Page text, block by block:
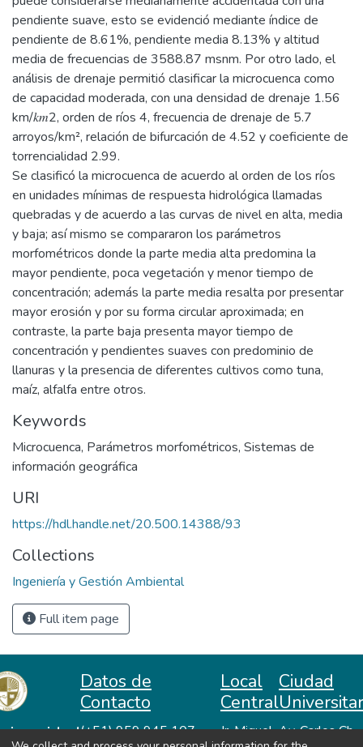
pendiente suave, esto se evidenció mediante índice de
pendiente de 8.61%, pendiente media 8.13% y altitud
media de frecuencias de 3588.87 msnm. Por otro lado, el
análisis de drenaje permitió clasificar la microcuenca como
de capacidad moderada, con una densidad de drenaje 1.56
km/𝑘𝑚2, orden de ríos 4, frecuencia de drenaje de 5.7
arroyos/km², relación de bifurcación de 4.52 y coeficiente de
torrencialidad 2.99.
Se clasificó la microcuenca de acuerdo al orden de los ríos
en unidades mínimas de respuesta hidrológica llamadas
quebradas y de acuerdo a las curvas de nivel en alta, media
y baja; así mismo se compararon los parámetros
morfométricos donde la parte media alta predomina la
mayor pendiente, poca vegetación y menor tiempo de
concentración; además la parte media resalta por presentar
mayor erosión y por su forma circular aproximada; en
contraste, la parte baja presenta mayor tiempo de
concentración y pendientes suaves con predominio de
llanuras y la presencia de diferentes cultivos como tuna,
maíz, alfalfa entre otros.
Keywords
Microcuenca, Parámetros morfométricos, Sistemas de
información geográfica
URI
https://hdl.handle.net/20.500.14388/93
Collections
Ingeniería y Gestión Ambiental
Full item page
Datos de
Contacto
(+51) 959 945 107
Local
Central
Jr. Miguel
Ciudad
Av. Carlos Ch.